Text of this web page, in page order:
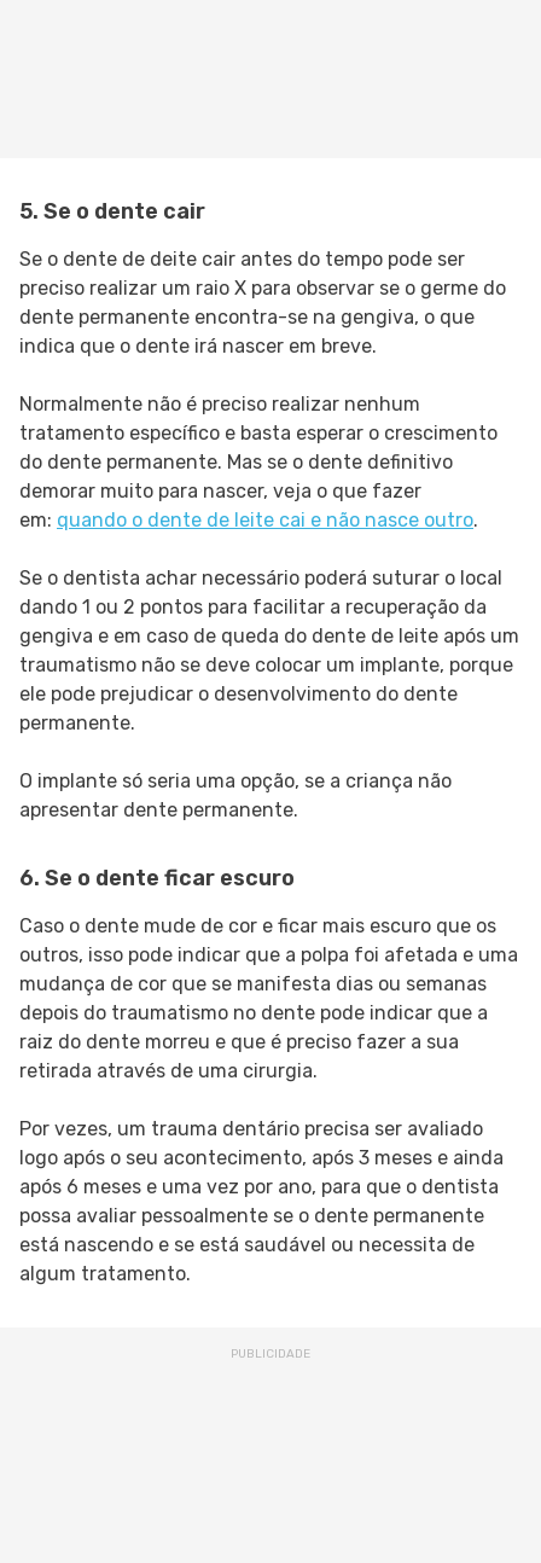
5. Se o dente cair
Se o dente de deite cair antes do tempo pode ser
preciso realizar um raio X para observar se o germe do
dente permanente encontra-se na gengiva, o que
indica que o dente irá nascer em breve.
Normalmente não é preciso realizar nenhum
tratamento específico e basta esperar o crescimento
do dente permanente. Mas se o dente definitivo
demorar muito para nascer, veja o que fazer
em: quando o dente de leite cai e não nasce outro.
Se o dentista achar necessário poderá suturar o local
dando 1 ou 2 pontos para facilitar a recuperação da
gengiva e em caso de queda do dente de leite após um
traumatismo não se deve colocar um implante, porque
ele pode prejudicar o desenvolvimento do dente
permanente.
O implante só seria uma opção, se a criança não
apresentar dente permanente.
6. Se o dente ficar escuro
Caso o dente mude de cor e ficar mais escuro que os
outros, isso pode indicar que a polpa foi afetada e uma
mudança de cor que se manifesta dias ou semanas
depois do traumatismo no dente pode indicar que a
raiz do dente morreu e que é preciso fazer a sua
retirada através de uma cirurgia.
Por vezes, um trauma dentário precisa ser avaliado
logo após o seu acontecimento, após 3 meses e ainda
após 6 meses e uma vez por ano, para que o dentista
possa avaliar pessoalmente se o dente permanente
está nascendo e se está saudável ou necessita de
algum tratamento.